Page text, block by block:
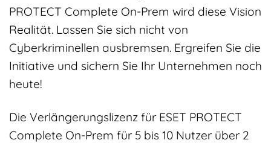
PROTECT Complete On-Prem wird diese Vision
Realität. Lassen Sie sich nicht von
Cyberkriminellen ausbremsen. Ergreifen Sie die
Initiative und sichern Sie Ihr Unternehmen noch
heute!
Die Verlängerungslizenz für ESET PROTECT
Complete On-Prem für 5 bis 10 Nutzer über 2